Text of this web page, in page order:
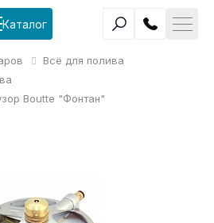
Каталог
Всё для полива
Boutte "Фонтан"